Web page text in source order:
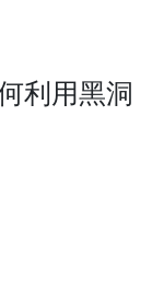
利用黑洞